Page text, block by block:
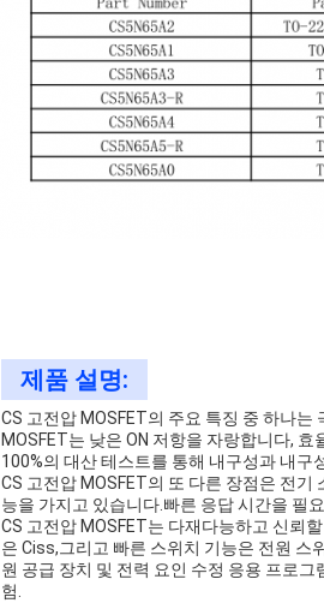
제품 설명:
CS 고전압 MOSFET의 주요 특징 중 하나
MOSFET는 낮은 ON 저항을 자랑합니다,
100%의 대산 테스트를 통해 내구성과 내구
CS 고전압 MOSFET의 또 다른 장점은 전
능을 가지고 있습니다.빠른 응답 시간을 필
CS 고전압 MOSFET는 다재다능하고 신뢰
은 Ciss,그리고 빠른 스위치 기능은 전원 스
원 공급 장치 및 전력 요인 수정 응용 프로
험.